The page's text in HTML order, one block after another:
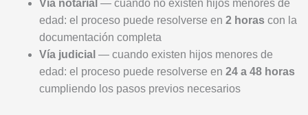
Vía notarial — cuando no existen hijos menores de
edad: el proceso puede resolverse en 2 horascon la
documentación completa
Vía judicial — cuando existen hijos menores de
edad: el proceso puede resolverse en 24 a 48 horas
cumpliendo los pasos previos necesarios